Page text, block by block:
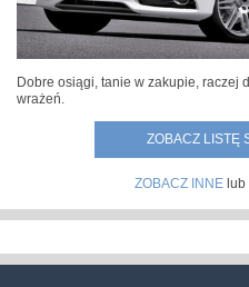
Dobre osiągi, tanie w zakupie, raczej
wrażeń.
ZOBACZ LISTĘ
ZOBACZ INNElub